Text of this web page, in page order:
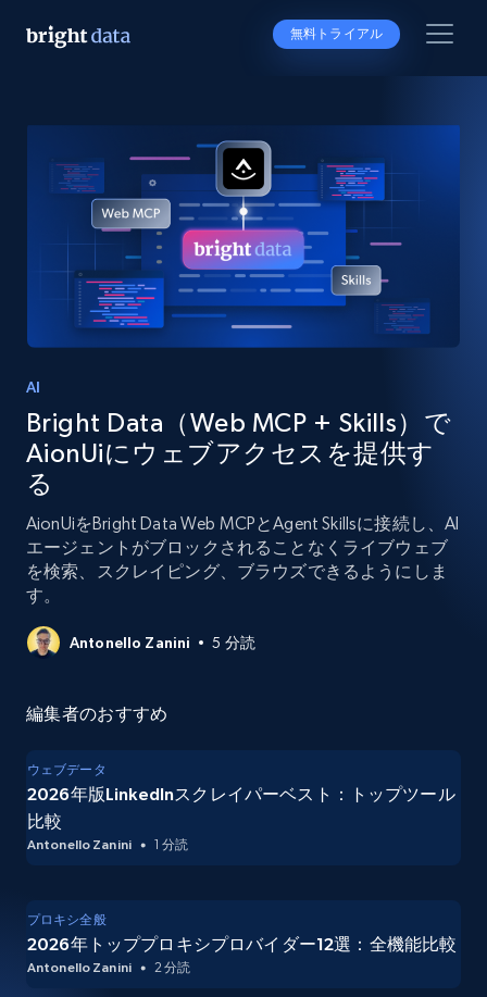
無料トライアル
AI
Bright Data（Web MCP + Skills）で
AionUiにウェブアクセスを提供す
る
AionUiをBright Data Web MCPとAgent Skillsに接続し、AI
エージェントがブロックされることなくライブウェブ
を検索、スクレイピング、ブラウズできるようにしま
す。
Antonello Zanini 5 分読
編集者のおすすめ
ウェブデータ
2026年版LinkedInスクレイパーベスト：トップツール
比較
Antonello Zanini 1 分読
プロキシ全般
2026年トッププロキシプロバイダー12選：全機能比較
Antonello Zanini 2 分読